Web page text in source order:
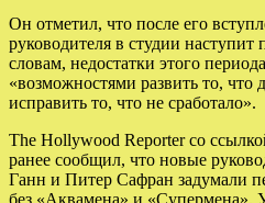
Он отметил, что после его
руководителя в студии
словам, недостатки этого
«возможностями развить то, что
исправить то, что не сработало».
The Hollywood Reporter со
ранее сообщил, что новые
Ганн и Питер Сафран задумали
без «Аквамена» и «Супермена».